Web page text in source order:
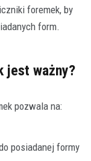
foremek, by
form.
jest ważny?
pozwala na:
posiadanej formy